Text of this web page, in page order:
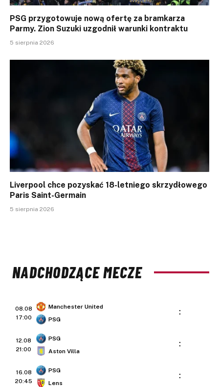
PSG przygotowuje nową ofertę za bramkarza
Parmy. Zion Suzuki uzgodnił warunki kontraktu
5 sierpnia 2026
Liverpool chce pozyskać 18-letniego skrzydłowego
Paris Saint-Germain
5 sierpnia 2026
NADCHODZĄCE MECZE
08.08
17:00
Manchester United
PSG
:
12.08
21:00
PSG
Aston Villa
:
16.08
20:45
PSG
Lens
: